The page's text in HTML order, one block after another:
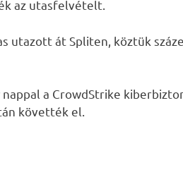
az utasfelvételt.
utazott át Spliten, köztük
nappal a CrowdStrike
követték el.